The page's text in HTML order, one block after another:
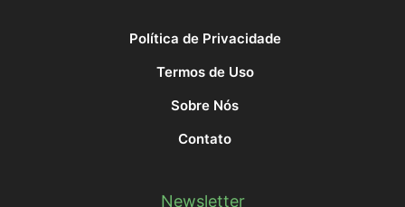
Política de Privacidade
Termos de Uso
Sobre Nós
Contato
Newsletter